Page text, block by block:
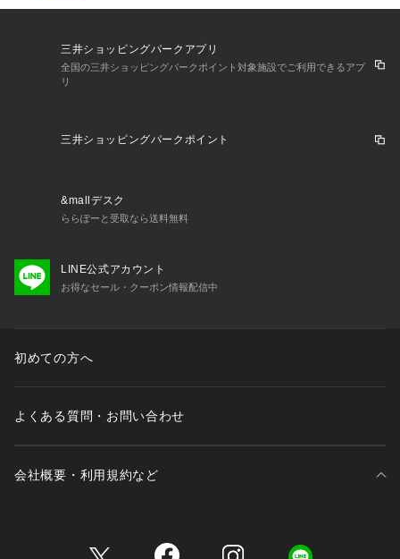
・フロント部分透け感：若干あり
＜関連アイテム＞
お揃いのアイテムは以下よりご確認ください。
・62640 ブラジャー（B・C・D）
・72640 ノーマルショーツ
・72646 サニタリー
・12640 スリップ
※照明の関係により、実際よりも色味が違って見える場合があ
ります。また、パソコン・スマートフォンなどの環境により、
三井ショッピングパークアプリ
全国の三井ショッピングパークポイント対象施設でご利用できるアプ
リ
三井ショッピングパークポイント
&mallデスク
ららぽーと受取なら送料無料
LINE公式アカウント
お得なセール・クーポン情報配信中
初めての方へ
よくある質問・お問い合わせ
会社概要・利用規約など